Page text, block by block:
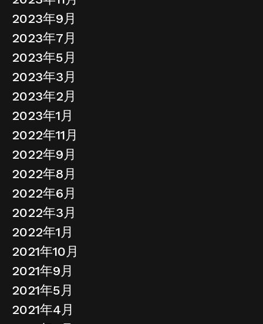
2023年9月
2023年7月
2023年5月
2023年3月
2023年2月
2023年1月
2022年11月
2022年9月
2022年8月
2022年6月
2022年3月
2022年1月
2021年10月
2021年9月
2021年5月
2021年4月